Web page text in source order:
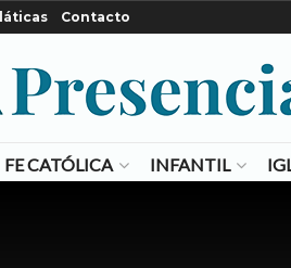
Contacto
FE CATÓLICA INFANTIL